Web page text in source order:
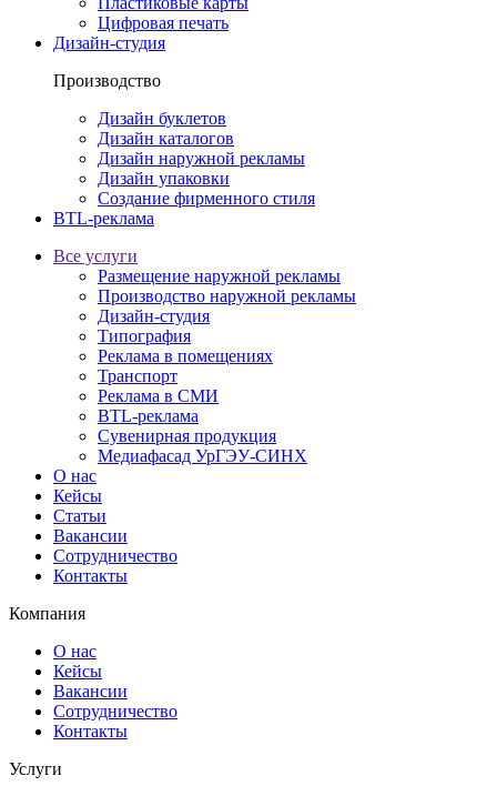
Цифровая печать
Дизайн-студия
Производство
Дизайн буклетов
Дизайн каталогов
Дизайн наружной рекламы
Дизайн упаковки
Создание фирменного стиля
BTL-реклама
Все услуги
Размещение наружной рекламы
Производство наружной рекламы
Дизайн-студия
Типография
Реклама в помещениях
Транспорт
Реклама в СМИ
BTL-реклама
Сувенирная продукция
Медиафасад УрГЭУ-СИНХ
О нас
Кейсы
Статьи
Вакансии
Сотрудничество
Контакты
Компания
О нас
Кейсы
Вакансии
Сотрудничество
Контакты
Услуги